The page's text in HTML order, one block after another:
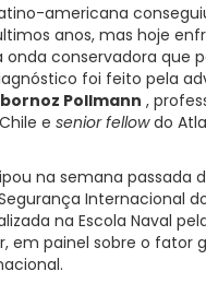
americana
anos, mas hoje
conservadora que
foi feito pela
Pollmann ,
e senior fellowdo
na semana passada
Internacional
na Escola Naval
em painel sobre o fator